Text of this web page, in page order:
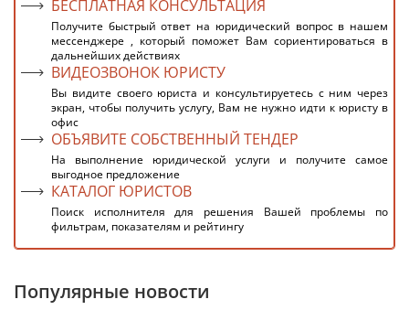
БЕСПЛАТНАЯ КОНСУЛЬТАЦИЯ
Получите быстрый ответ на юридический вопрос в нашем
мессенджере , который поможет Вам сориентироваться в
дальнейших действиях
ВИДЕОЗВОНОК ЮРИСТУ
Вы видите своего юриста и консультируетесь с ним через
экран, чтобы получить услугу, Вам не нужно идти к юристу в
офис
ОБЪЯВИТЕ СОБСТВЕННЫЙ ТЕНДЕР
На выполнение юридической услуги и получите самое
выгодное предложение
КАТАЛОГ ЮРИСТОВ
Поиск исполнителя для решения Вашей проблемы по
фильтрам, показателям и рейтингу
Популярные новости